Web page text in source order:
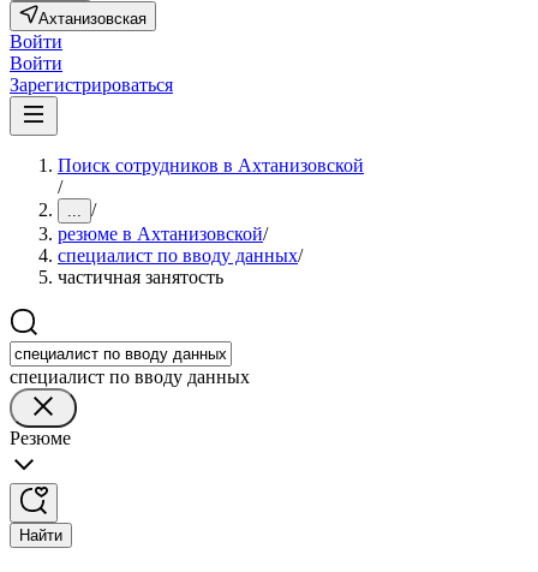
Ахтанизовская
Войти
Войти
Зарегистрироваться
Поиск сотрудников в Ахтанизовской
/
... /
резюме в Ахтанизовской/
специалист по вводу данных/
частичная занятость
специалист по вводу данных
Резюме
Найти